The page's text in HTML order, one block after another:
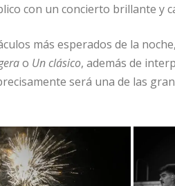
con un concierto brillante y
más esperados de la
o Un clásico, además de
será una de las